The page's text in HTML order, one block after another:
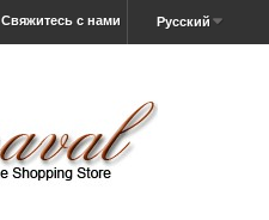
Русский
Свяжитесь с нами